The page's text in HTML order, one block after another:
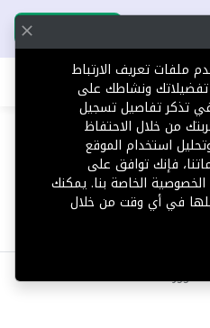
تحميل التطبيق
اطلب عقارك
ملفات تعريف الارتباط
تفضيلاتك ونشاطك على
تذكر تفاصيل تسجيل
من خلال الاحتفاظ
استخدام الموقع
فإنك توافق على
الخاصة بنا. يمكنك
في أي وقت من خلال